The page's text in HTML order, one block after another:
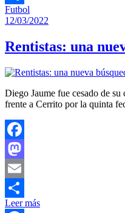
Compartir
Futbol
12/03/2022
Rentistas: una
Diego Jaume fue cesado de su
frente a Cerrito por la quinta
Facebook
Mastodon
Email
Compartir
Leer más